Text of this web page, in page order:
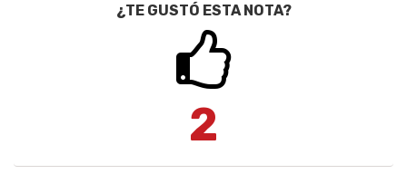
¿TE GUSTÓ ESTA NOTA?
2